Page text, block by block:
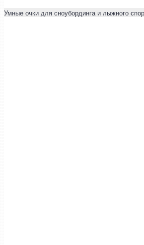
Умные очки для сноубординга и лыжного